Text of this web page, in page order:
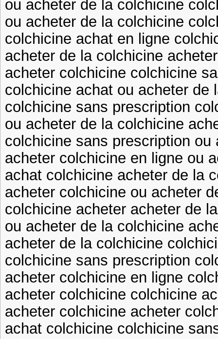
ou acheter de la colchicine
ou acheter de la colchicine
colchicine achat en ligne
acheter de la colchicine
acheter colchicine colchicine
colchicine achat ou acheter de
colchicine sans prescription
ou acheter de la colchicine
colchicine sans prescription
acheter colchicine en ligne ou
achat colchicine acheter de la
acheter colchicine ou acheter
colchicine acheter acheter de
ou acheter de la colchicine
acheter de la colchicine
colchicine sans prescription
acheter colchicine en ligne
acheter colchicine colchicine
acheter colchicine acheter
achat colchicine colchicine